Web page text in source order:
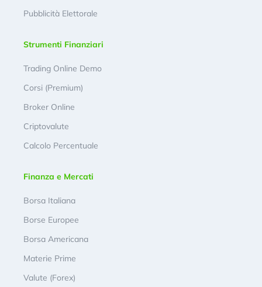
Pubblicità Elettorale
Strumenti Finanziari
Trading Online Demo
Corsi (Premium)
Broker Online
Criptovalute
Calcolo Percentuale
Finanza e Mercati
Borsa Italiana
Borse Europee
Borsa Americana
Materie Prime
Valute (Forex)